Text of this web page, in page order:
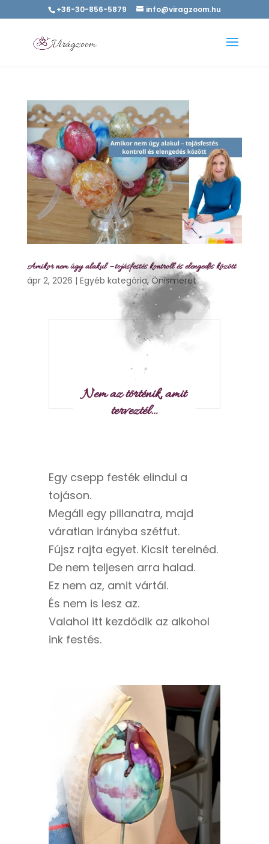
+36-30-856-5879 info@viragzoom.hu
Amikor nem úgy alakul – tojásfestés kontroll és elengedés között
ápr 2, 2026 | Egyéb kategória,Önismeret
Nem az történik, amit
terveztél…
Egy csepp festék elindul a
tojáson.
Megáll egy pillanatra, majd
váratlan irányba szétfut.
Fújsz rajta egyet. Kicsit terelnéd.
De nem teljesen arra halad.
Ez nem az, amit vártál.
És nem is lesz az.
Valahol itt kezdődik az alkohol
ink festés.